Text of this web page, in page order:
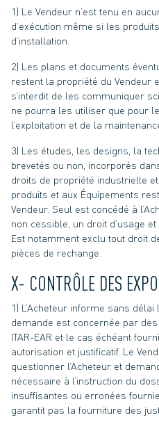
1) Le Vendeur n’est tenu en
d’exécution même si les
d’installation.
2) Les plans et documents
restent la propriété du Vendeur
s’interdit de les communiquer
ne pourra les utiliser que pour
l’exploitation et de la
3) Les études, les designs, la
brevetés ou non, incorporés
droits de propriété industrielle
produits et aux Équipements
Vendeur. Seul est concédé à
non cessible, un droit d’usage
Est notamment exclu tout droit
pièces de rechange.
X- CONTRÔLE DES
1) L’Acheteur informe sans
demande est concernée par
ITAR-EAR et le cas échéant
autorisation et justificatif. Le
questionner l’Acheteur et
nécessaire à l’instruction du
insuffisantes ou erronées
garantit pas la fourniture des